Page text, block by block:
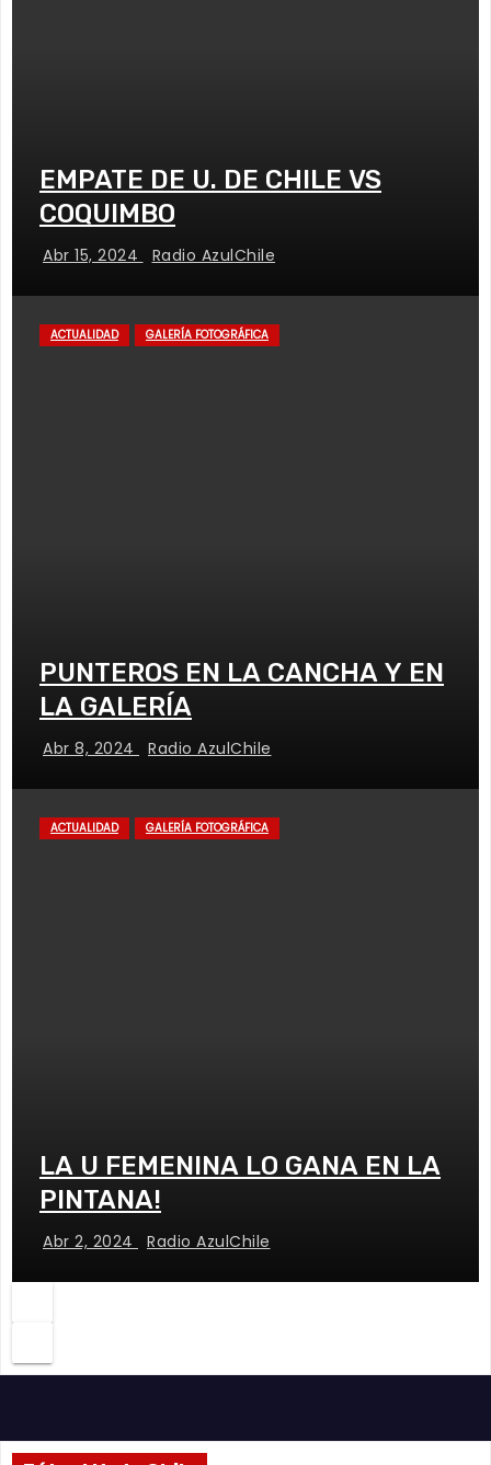
EMPATE DE U. DE CHILE VS
COQUIMBO
Abr 15, 2024 Radio AzulChile
ACTUALIDAD GALERÍA FOTOGRÁFICA
PUNTEROS EN LA CANCHA Y EN
LA GALERÍA
Abr 8, 2024 Radio AzulChile
ACTUALIDAD GALERÍA FOTOGRÁFICA
LA U FEMENINA LO GANA EN LA
PINTANA!
Abr 2, 2024 Radio AzulChile